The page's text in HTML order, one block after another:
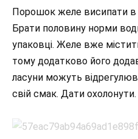
Порошок желе висипати в
Брати половину норми
упаковці. Желе вже
тому додатково його
ласуни можуть
свій смак. Дати охолонути.